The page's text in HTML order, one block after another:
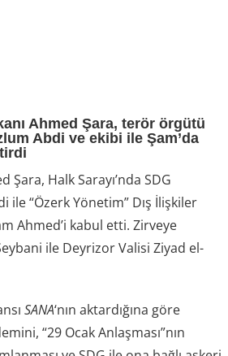
Ahmed Şara, terör örgütü
Abdi ve ekibi ile Şam’da
Şara, Halk Sarayı’nda SDG
ile “Özerk Yönetim” Dış İlişkiler
Ahmed’i kabul etti. Zirveye
ile Deyrizor Valisi Ziyad el-
SANA‘nın aktardığına göre
“29 Ocak Anlaşması”nın